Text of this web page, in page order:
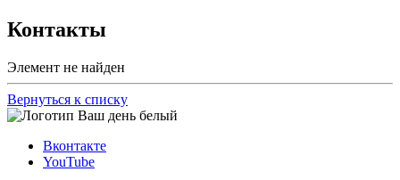
Контакты
Элемент не найден
Вернуться к списку
Вконтакте
YouTube